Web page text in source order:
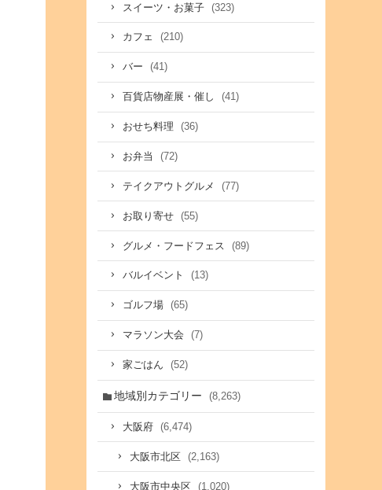
スイーツ・お菓子 (323)
カフェ (210)
バー (41)
百貨店物産展・催し (41)
おせち料理 (36)
お弁当 (72)
テイクアウトグルメ (77)
お取り寄せ (55)
グルメ・フードフェス (89)
バルイベント (13)
ゴルフ場 (65)
マラソン大会 (7)
家ごはん (52)
地域別カテゴリー (8,263)
大阪府 (6,474)
大阪市北区 (2,163)
大阪市中央区 (1,020)